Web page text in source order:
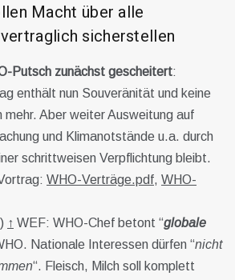
Macht über alle
sicherstellen
Putsch zunächst gescheitert:
enthält nun Souveränität und keine
mehr. Aber weiter Ausweitung auf
und Klimanotstände u.a. durch
schrittweisen Verpflichtung bleibt.
WHO-Verträge.pdf, WHO-
↑ WEF: WHO-Chef betont “globale
Nationale Interessen dürfen “nicht
“. Fleisch, Milch soll komplett